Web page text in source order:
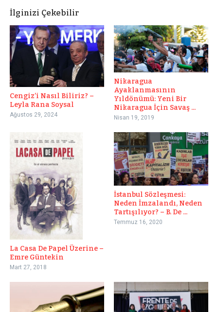
İlginizi Çekebilir
Cengiz’i Nasıl Biliriz? –
Leyla Rana Soysal
Ağustos 29, 2024
Nikaragua
Ayaklanmasının
Yıldönümü: Yeni Bir
Nikaragua İçin Savaş ...
Nisan 19, 2019
La Casa De Papel Üzerine –
Emre Güntekin
Mart 27, 2018
İstanbul Sözleşmesi:
Neden İmzalandı, Neden
Tartışılıyor? – B. De ...
Temmuz 16, 2020